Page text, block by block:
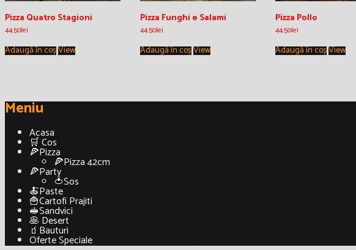
Pizza Quatro Stagioni
44.50lei
Adaugă în coșView
Pizza Funghi e Salami
44.50lei
Adaugă în coșView
Pizza Pollo
44.50lei
Adaugă în coșView
Meniu
Acasa
🛒 Cos
🍕Pizza
🍕Pizza 42cm
🍕Party
🍅Sos
🍝Paste
🍟Cartofi Prajiti
🥪Sandvici
🥞 Desert
🧃Bauturi
Oferte Speciale